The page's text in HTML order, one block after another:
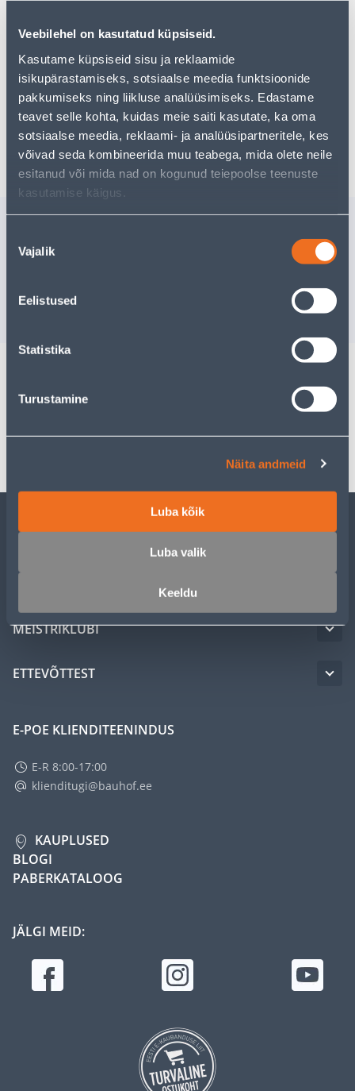
Veebilehel on kasutatud küpsiseid.
Kasutame küpsiseid sisu ja reklaamide
isikupärastamiseks, sotsiaalse meedia funktsioonide
pakkumiseks ning liikluse analüüsimiseks. Edastame
teavet selle kohta, kuidas meie saiti kasutate, ka oma
sotsiaalse meedia, reklaami- ja analüüsipartneritele, kes
võivad seda kombineerida muu teabega, mida olete neile
esitanud või mida nad on kogunud teiepoolse teenuste
kasutamise käigus.
valik
Vajalik
Eelistused
Statistika
Turustamine
Näita andmeid
Luba kõik
Luba valik
Keeldu
Teie ostlemisrõõm ei pea aga siin lõppema - oma
uurimistööd saate jätkata, naastes
kasutades meie võimsat otsingufunktsiooni, et leida
veelgi meelepärasemad valikuid. Head ostlemist!
Tarne pole võimalik
Sarnased tooted
15M
28.66 €
17.20 €
Spetsifikatsioon
Transport
MEISTRIKLUBI
ETTEVÕTTEST
E-POE KLIENDITEENINDUS
E-R 8:00-17:00
klienditugi@bauhof.ee
KAUPLUSED
BLOGI
PABERKATALOOG
JÄLGI MEID: